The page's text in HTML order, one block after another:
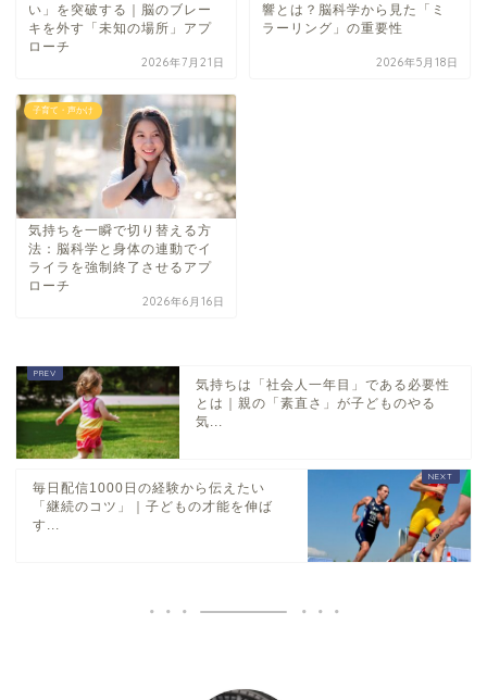
い」を突破する｜脳のブレー
キを外す「未知の場所」アプ
ローチ
2026年7月21日
響とは？脳科学から見た「ミ
ラーリング」の重要性
2026年5月18日
子育て・声かけ
気持ちを一瞬で切り替える方
法：脳科学と身体の連動でイ
ライラを強制終了させるアプ
ローチ
2026年6月16日
気持ちは「社会人一年目」である必要性
とは｜親の「素直さ」が子どものやる
気...
毎日配信1000日の経験から伝えたい
「継続のコツ」｜子どもの才能を伸ば
す...